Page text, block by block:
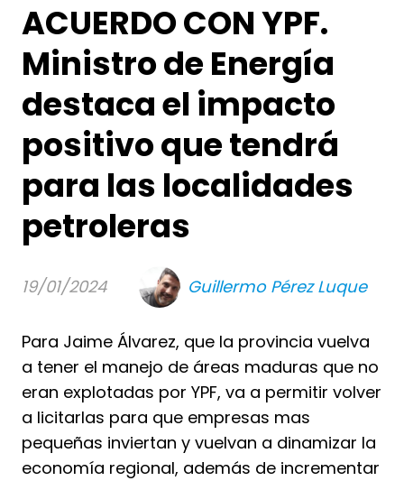
ACUERDO CON YPF.
Ministro de Energía
destaca el impacto
positivo que tendrá
para las localidades
petroleras
Para Jaime Álvarez, que la provincia vuelva
a tener el manejo de áreas maduras que no
eran explotadas por YPF, va a permitir volver
a licitarlas para que empresas mas
pequeñas inviertan y vuelvan a dinamizar la
economía regional, además de incrementar
19/01/2024 Guillermo Pérez Luque